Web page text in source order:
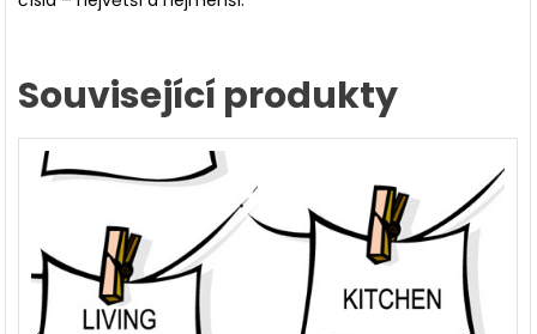
Související produkty